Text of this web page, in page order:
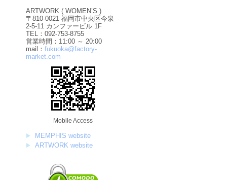
ARTWORK ( WOMEN’S )
〒810-0021 福岡市中央区今泉
2-5-11 カンファービル 1F
TEL：092-753-8755
営業時間：11:00 ～ 20:00
mail： fukuoka@factory-
market.com
Mobile Access
MEMPHIS website
ARTWORK website